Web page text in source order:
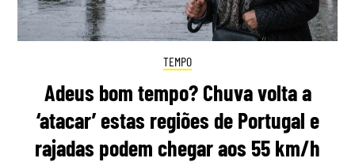
TEMPO
Adeus bom tempo? Chuva volta a
‘atacar’ estas regiões de Portugal e
rajadas podem chegar aos 55 km/h